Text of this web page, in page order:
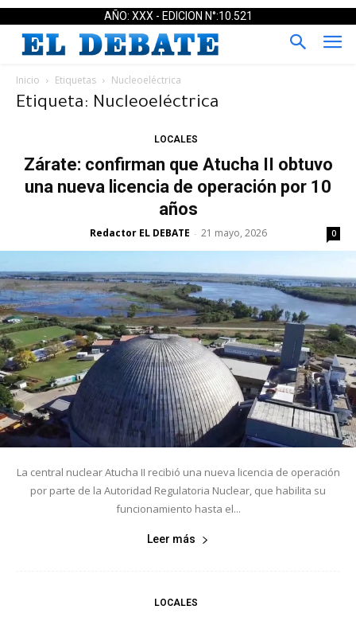
AÑO: XXX - EDICION N°:10.521
Inicio Etiquetas Nucleoeléctrica
Etiqueta: Nucleoeléctrica
LOCALES
Zárate: confirman que Atucha II obtuvo
una nueva licencia de operación por 10
años
Redactor EL DEBATE - 21 mayo, 2026 0
La central nuclear Atucha II recibió una nueva licencia de operación
por parte de la Autoridad Regulatoria Nuclear, que habilita su
funcionamiento hasta el...
Leer más
LOCALES